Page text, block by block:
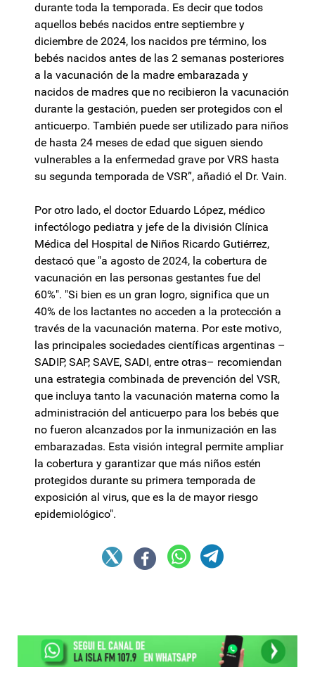
durante toda la temporada. Es decir que todos
aquellos bebés nacidos entre septiembre y
diciembre de 2024, los nacidos pre término, los
bebés nacidos antes de las 2 semanas posteriores
a la vacunación de la madre embarazada y
nacidos de madres que no recibieron la vacunación
durante la gestación, pueden ser protegidos con el
anticuerpo. También puede ser utilizado para niños
de hasta 24 meses de edad que siguen siendo
vulnerables a la enfermedad grave por VRS hasta
su segunda temporada de VSR”, añadió el Dr. Vain.
Por otro lado, el doctor Eduardo López, médico
infectólogo pediatra y jefe de la división Clínica
Médica del Hospital de Niños Ricardo Gutiérrez,
destacó que "a agosto de 2024, la cobertura de
vacunación en las personas gestantes fue del
60%". "Si bien es un gran logro, significa que un
40% de los lactantes no acceden a la protección a
través de la vacunación materna. Por este motivo,
las principales sociedades científicas argentinas –
SADIP, SAP, SAVE, SADI, entre otras– recomiendan
una estrategia combinada de prevención del VSR,
que incluya tanto la vacunación materna como la
administración del anticuerpo para los bebés que
no fueron alcanzados por la inmunización en las
embarazadas. Esta visión integral permite ampliar
la cobertura y garantizar que más niños estén
protegidos durante su primera temporada de
exposición al virus, que es la de mayor riesgo
epidemiológico".